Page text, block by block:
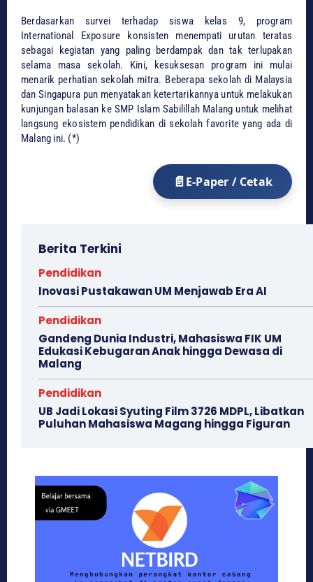
​Berdasarkan survei terhadap siswa kelas 9, program
International Exposure konsisten menempati urutan teratas
sebagai kegiatan yang paling berdampak dan tak terlupakan
selama masa sekolah. ​Kini, kesuksesan program ini mulai
menarik perhatian sekolah mitra. Beberapa sekolah di Malaysia
dan Singapura pun menyatakan ketertarikannya untuk melakukan
kunjungan balasan ke SMP Islam Sabilillah Malang untuk melihat
langsung ekosistem pendidikan di sekolah favorite yang ada di
Malang ini. (*)
E-Paper / Cetak
Berita Terkini
Pendidikan
Inovasi Pustakawan UM Menjawab Era AI
Pendidikan
Gandeng Dunia Industri, Mahasiswa FIK UM
Edukasi Kebugaran Anak hingga Dewasa di
Malang
Pendidikan
UB Jadi Lokasi Syuting Film 3726 MDPL, Libatkan
Puluhan Mahasiswa Magang hingga Figuran